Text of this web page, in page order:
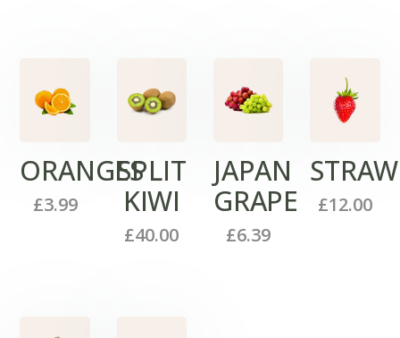
ORANGES
£3.99
SPLIT
KIWI
£40.00
JAPAN
GRAPE
£6.39
£12.00